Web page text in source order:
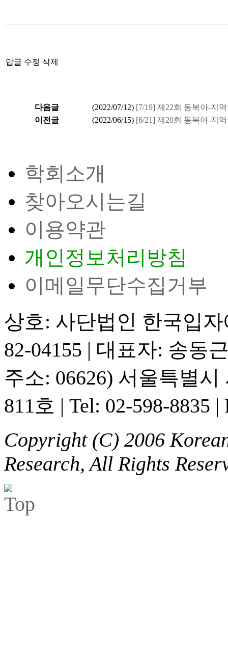
답글 수정 삭제
다음글 (2022/07/12) [7/19] 제22회 동북아-지
이전글
(2022/06/15) [6/21] 제20회 동북아-지
학회소개
찾아오시는길
이용약관
개인정보처리방침
이메일무단수집거부
상호: 사단법인 한국입
82-04155 | 대표자: 송동
주소: 06626) 서울특별
811호 | Tel: 02-598-8835 |
Copyright (C) 2006
Research, All Rights